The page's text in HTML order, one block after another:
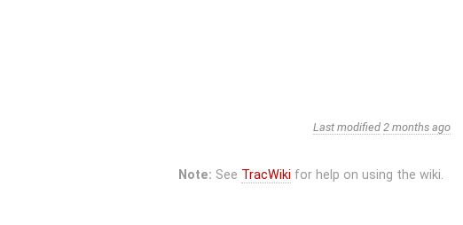
Last modified 2 months ago
Note: See TracWiki for help on using the wiki.